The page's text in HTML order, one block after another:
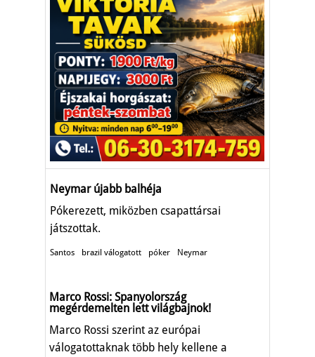
Neymar újabb balhéja
Pókerezett, miközben csapattársai
játszottak.
Santos brazil válogatott póker Neymar
Marco Rossi: Spanyolország
megérdemelten lett világbajnok!
Marco Rossi szerint az európai
válogatottaknak több hely kellene a